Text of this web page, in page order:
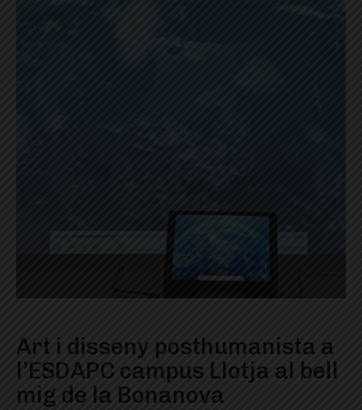
Art i disseny posthumanista a
l’ESDAPC campus Llotja al bell
mig de la Bonanova